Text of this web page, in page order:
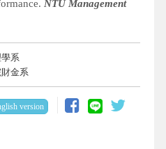
NTU Management
系
金系
version